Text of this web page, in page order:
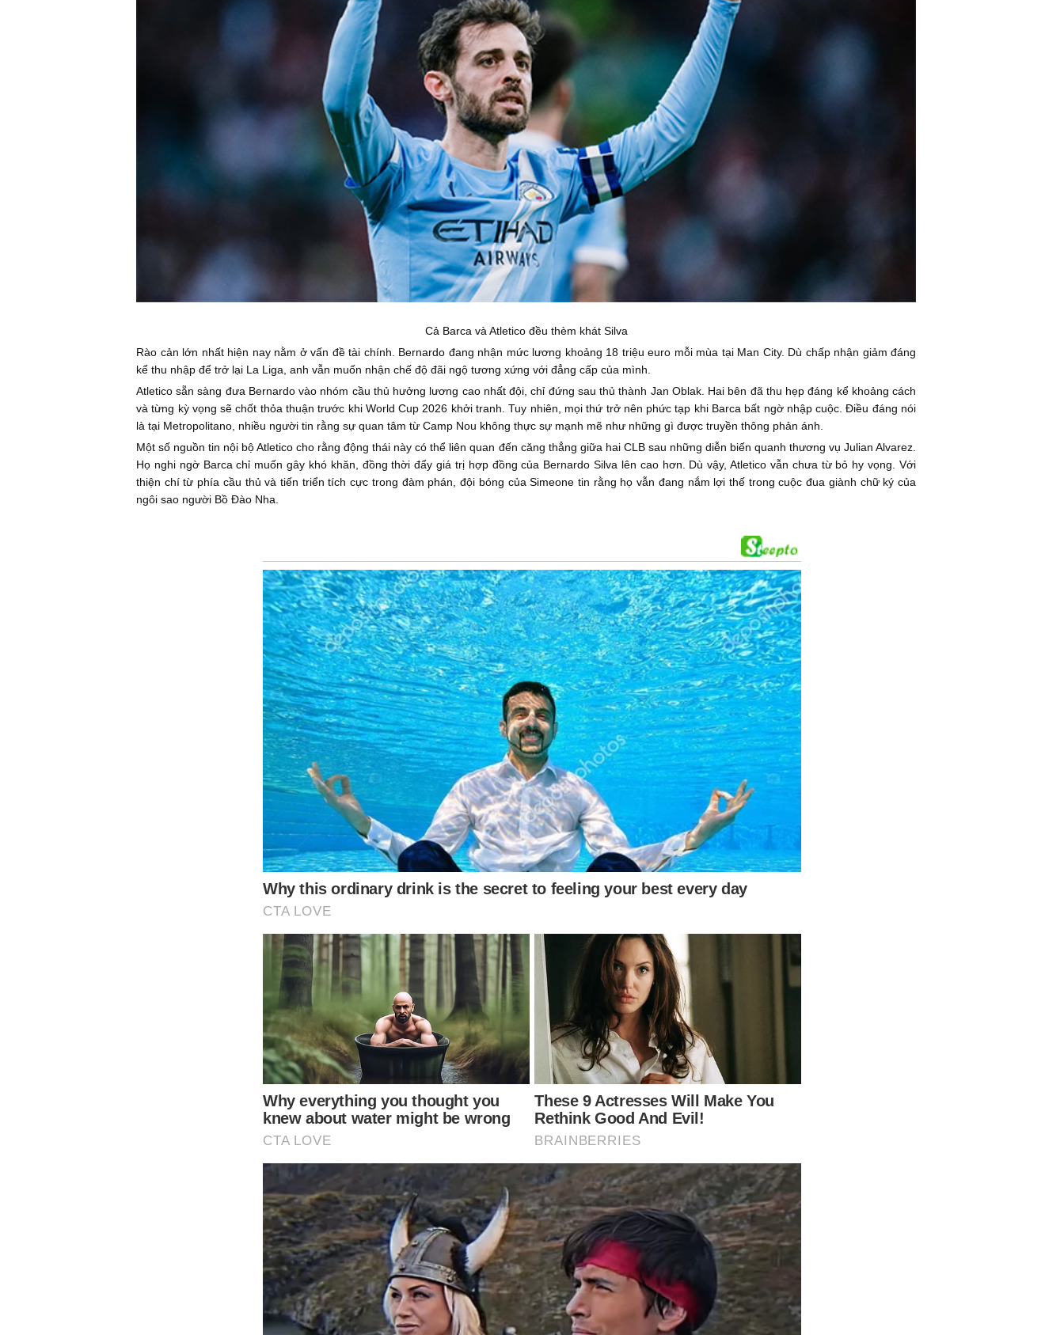
Cả Barca và Atletico đều thèm khát Silva
Rào cản lớn nhất hiện nay nằm ở vấn đề tài chính. Bernardo đang nhận mức lương khoảng 18 triệu euro mỗi mùa tại Man City. Dù chấp nhận giảm đáng
kể thu nhập để trở lại La Liga, anh vẫn muốn nhận chế độ đãi ngộ tương xứng với đẳng cấp của mình.
Atletico sẵn sàng đưa Bernardo vào nhóm cầu thủ hưởng lương cao nhất đội, chỉ đứng sau thủ thành Jan Oblak. Hai bên đã thu hẹp đáng kể khoảng cách
và từng kỳ vọng sẽ chốt thỏa thuận trước khi World Cup 2026 khởi tranh. Tuy nhiên, mọi thứ trở nên phức tạp khi Barca bất ngờ nhập cuộc. Điều đáng nói
là tại Metropolitano, nhiều người tin rằng sự quan tâm từ Camp Nou không thực sự mạnh mẽ như những gì được truyền thông phản ánh.
Một số nguồn tin nội bộ Atletico cho rằng động thái này có thể liên quan đến căng thẳng giữa hai CLB sau những diễn biến quanh thương vụ Julian Alvarez.
Họ nghi ngờ Barca chỉ muốn gây khó khăn, đồng thời đẩy giá trị hợp đồng của Bernardo Silva lên cao hơn. Dù vậy, Atletico vẫn chưa từ bỏ hy vọng. Với
thiện chí từ phía cầu thủ và tiến triển tích cực trong đàm phán, đội bóng của Simeone tin rằng họ vẫn đang nắm lợi thế trong cuộc đua giành chữ ký của
ngôi sao người Bồ Đào Nha.